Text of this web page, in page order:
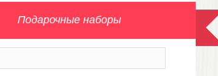
Подарочные наборы